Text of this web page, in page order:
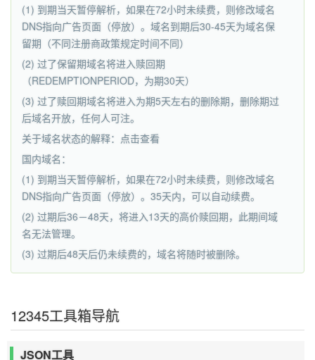
(1) 到期当天暂停解析，如果在72小时未续费，则修改域名
DNS指向广告页面（停放）。域名到期后30-45天为域名保
留期（不同注册商政策规定时间不同）
(2) 过了保留期域名将进入赎回期
（REDEMPTIONPERIOD，为期30天）
(3) 过了赎回期域名将进入为期5天左右的删除期，删除期过
后域名开放，任何人可注。
关于域名状态的解释：点击查看
国内域名：
(1) 到期当天暂停解析，如果在72小时未续费，则修改域名
DNS指向广告页面（停放）。35天内，可以自动续费。
(2) 过期后36－48天，将进入13天的高价赎回期，此期间域
名无法管理。
(3) 过期后48天后仍未续费的，域名将随时被删除。
12345工具箱导航
JSON工具